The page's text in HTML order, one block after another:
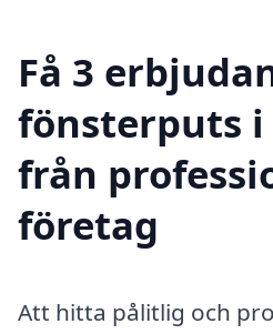
Få 3
fönsterputs i
från
företag
Att hitta pålitlig och